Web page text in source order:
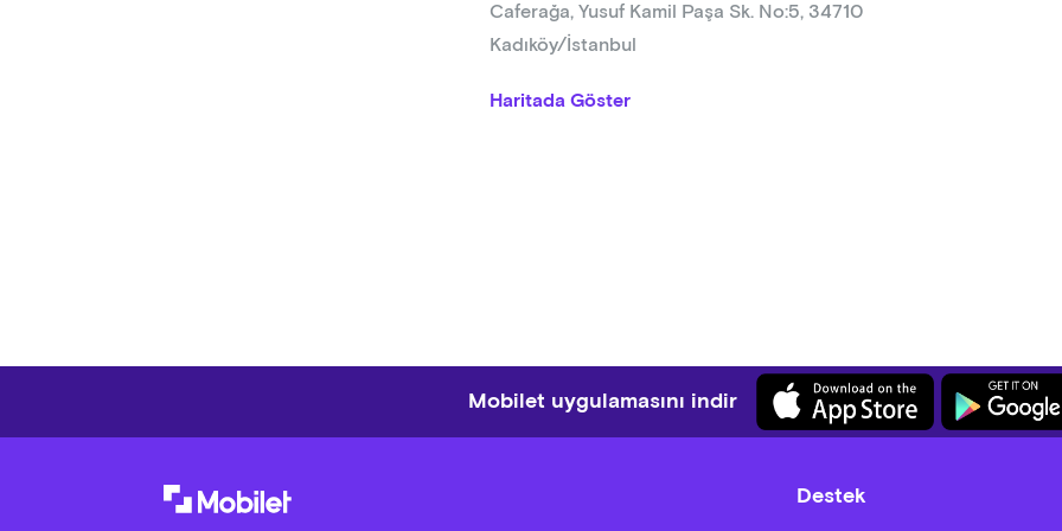
Caferağa, Yusuf Kamil Paşa Sk. No:5, 34710
Kadıköy/İstanbul
Haritada Göster
Mobilet uygulamasını indir
Destek